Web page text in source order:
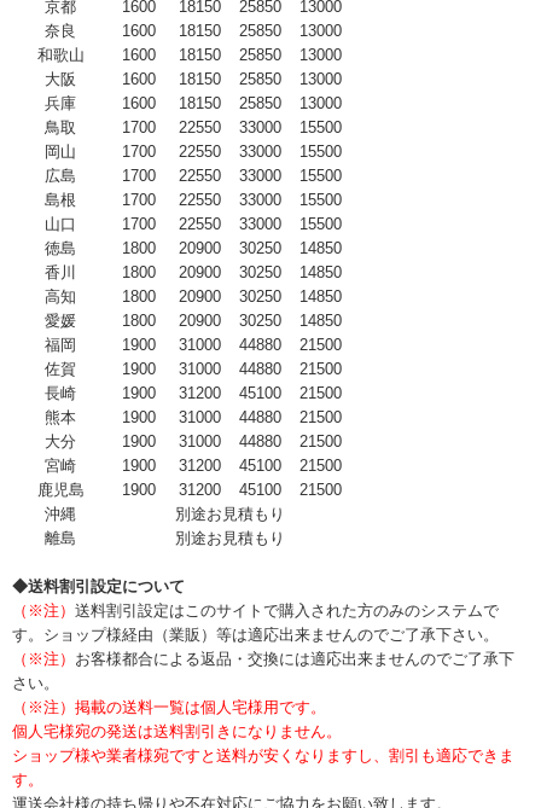
京都
1600 18150 25850
13000
奈良
1600 18150 25850
13000
和歌山
1600 18150 25850
13000
大阪
1600 18150 25850
13000
兵庫
1600 18150 25850
13000
鳥取
1700 22550 33000
15500
岡山
1700 22550 33000
15500
広島
1700 22550 33000
15500
島根
1700 22550 33000
15500
山口
1700 22550 33000
15500
徳島
1800 20900 30250
14850
香川
1800 20900 30250
14850
高知
1800 20900 30250
14850
愛媛
1800 20900 30250
14850
福岡
1900 31000 44880
21500
佐賀
1900 31000 44880
21500
長崎
1900 31200 45100
21500
熊本
1900 31000 44880
21500
大分
1900 31000 44880
21500
宮崎
1900 31200 45100
21500
鹿児島
1900 31200 45100
21500
沖縄
別途お見積もり
離島
別途お見積もり
◆送料割引設定について
（※注） 送料割引設定はこのサイトで購入された方のみのシステムで
す。ショップ様経由（業販）等は適応出来ませんのでご了承下さい。
（※注） お客様都合による返品・交換には適応出来ませんのでご了承下
さい。
（※注）掲載の送料一覧は個人宅様用です。
個人宅様宛の発送は送料割引きになりません。
ショップ様や業者様宛ですと送料が安くなりますし、割引も適応できま
す。
運送会社様の持ち帰りや不在対応にご協力をお願い致します。